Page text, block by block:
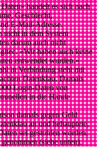
handelt es sich nach
Geschlecht,
E-Mail-Adresse.
nicht in dem System
darum auch nicht
«Wir haben auch keine
entwendet wurden.»
in Verbindung steht mit
Datenklau. Damals
Login-Daten von
in die Hände
damals gegen Geld
an und behauptete,
sei gestohlen worden.
(siehe unten).